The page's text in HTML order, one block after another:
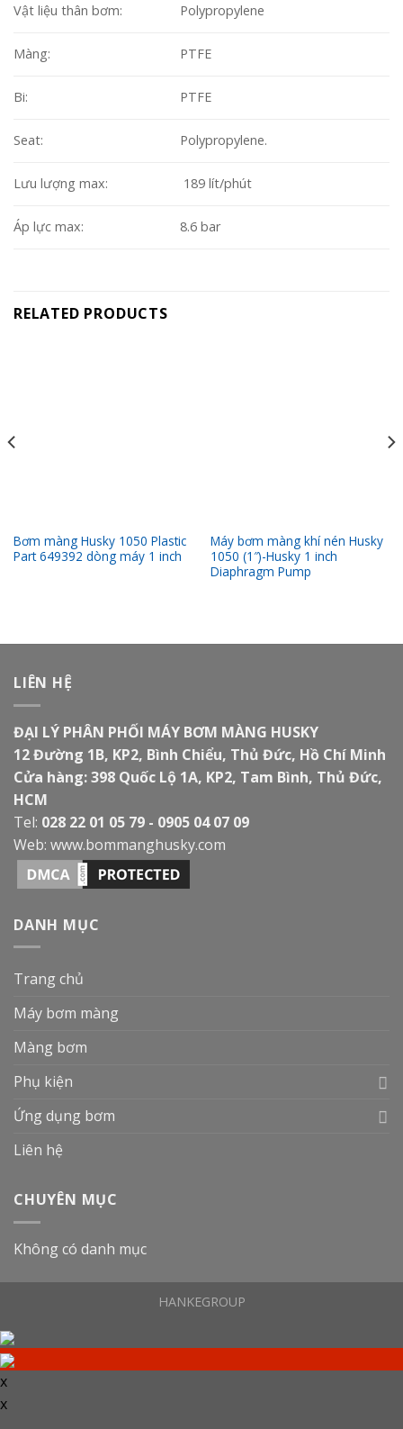
Vật liệu thân bơm: Polypropylene
Màng: PTFE
Bi: PTFE
Seat: Polypropylene.
Lưu lượng max: 189 lít/phút
Áp lực max: 8.6 bar
RELATED PRODUCTS
Bơm màng Husky 1050 Plastic
Part 649392 dòng máy 1 inch
Máy bơm màng khí nén Husky
1050 (1″)-Husky 1 inch
Diaphragm Pump
LIÊN HỆ
ĐẠI LÝ PHÂN PHỐI MÁY BƠM MÀNG HUSKY
12 Đường 1B, KP2, Bình Chiểu, Thủ Đức, Hồ Chí Minh
Cửa hàng: 398 Quốc Lộ 1A, KP2, Tam Bình, Thủ Đức,
HCM
Tel: 028 22 01 05 79 - 0905 04 07 09
Web: www.bommanghusky.com
DANH MỤC
Trang chủ
Máy bơm màng
Màng bơm
Phụ kiện
Ứng dụng bơm
Liên hệ
CHUYÊN MỤC
Không có danh mục
HANKEGROUP
x
x